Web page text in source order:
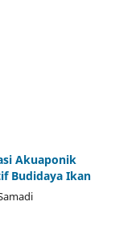
Akuaponik
Budidaya Ikan